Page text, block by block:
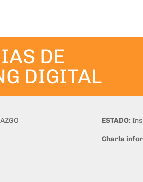
DE
DIGITAL
ESTADO:
Charla